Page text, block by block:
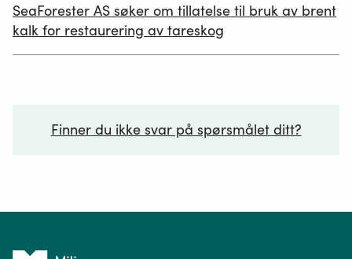
19.06.2026
SeaForester AS søker om tillatelse til bruk av brent
kalk for restaurering av tareskog
Finner du ikke svar på spørsmålet ditt?